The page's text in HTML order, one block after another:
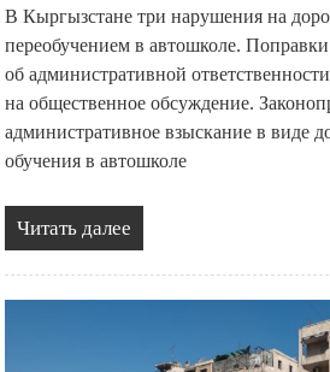
В Кыргызстане три нарушения на
переобучением в автошколе.
об административной
на общественное обсуждение.
административное взыскание в виде
обучения в автошколе
Читать далее